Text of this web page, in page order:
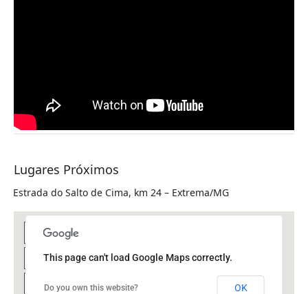
Lugares Próximos
Estrada do Salto de Cima, km 24 – Extrema/MG
This page can't load Google Maps correctly.
Do you own this website? OK